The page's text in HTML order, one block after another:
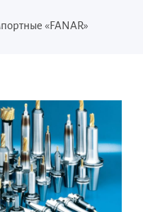
«FANAR»